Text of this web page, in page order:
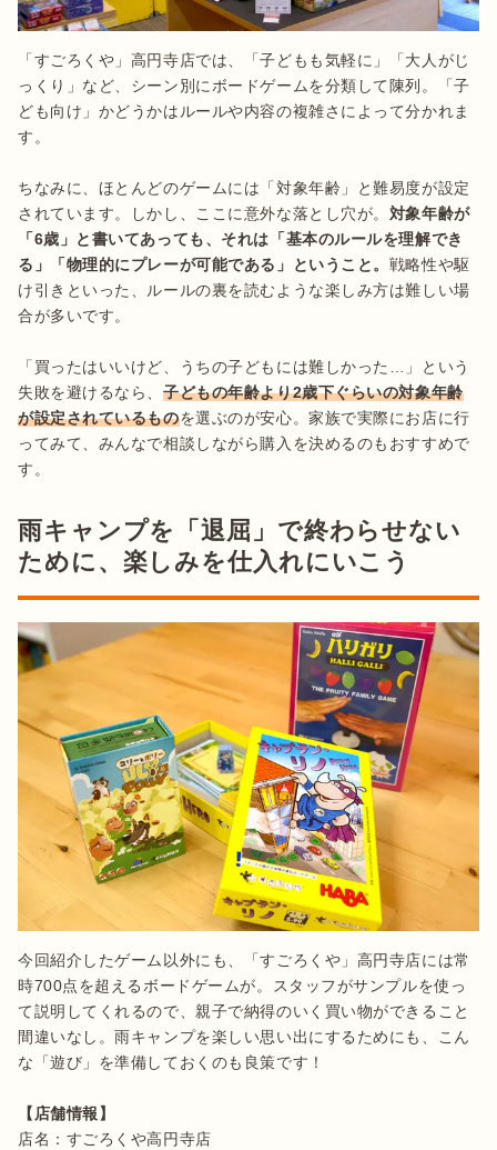
「すごろくや」高円寺店では、「子どもも気軽に」「大人がじ
っくり」など、シーン別にボードゲームを分類して陳列。「子
ども向け」かどうかはルールや内容の複雑さによって分かれま
す。
ちなみに、ほとんどのゲームには「対象年齢」と難易度が設定
されています。しかし、ここに意外な落とし穴が。 対象年齢が
「6歳」と書いてあっても、それは「基本のルールを理解でき
る」「物理的にプレーが可能である」ということ。 戦略性や駆
け引きといった、ルールの裏を読むような楽しみ方は難しい場
合が多いです。
「買ったはいいけど、うちの子どもには難しかった…」という
失敗を避けるなら、子どもの年齢より2歳下ぐらいの対象年齢
が設定されているものを選ぶのが安心。家族で実際にお店に行
ってみて、みんなで相談しながら購入を決めるのもおすすめで
す。
雨キャンプを「退屈」で終わらせない
ために、楽しみを仕入れにいこう
今回紹介したゲーム以外にも、「すごろくや」高円寺店には常
時700点を超えるボードゲームが。スタッフがサンプルを使っ
て説明してくれるので、親子で納得のいく買い物ができること
間違いなし。雨キャンプを楽しい思い出にするためにも、こん
な「遊び」を準備しておくのも良策です！
【店舗情報】
店名：すごろくや高円寺店